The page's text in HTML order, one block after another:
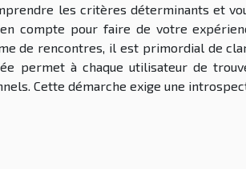
les critères déterminants et
compte pour faire de votre
de rencontres, il est primordial de
permet à chaque utilisateur de
Cette démarche exige une